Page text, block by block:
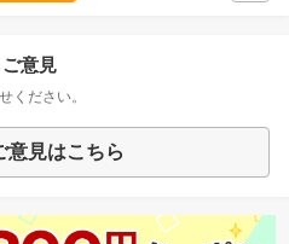
意見
ください。
意見はこちら